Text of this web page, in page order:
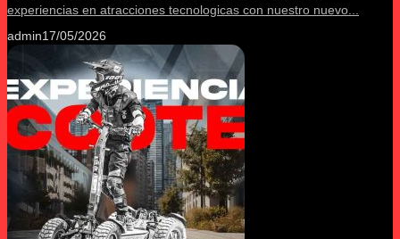
experiencias en atracciones tecnologicas con nuestro nuevo...
admin17/05/2026